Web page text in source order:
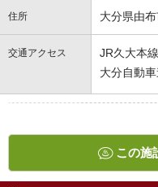
住所 大分県由
交通アクセス
JR久大本
大分自動
この施